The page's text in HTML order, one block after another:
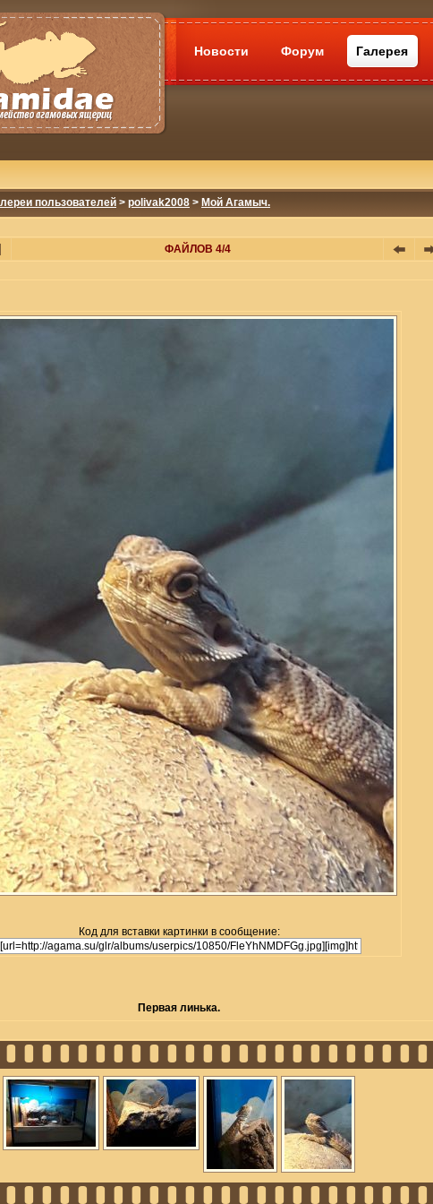
Новости Форум Галерея
пользователей > polivak2008 > Мой Агамыч.
ФАЙЛОВ 4/4
Код для вставки картинки в сообщение:
Первая линька.